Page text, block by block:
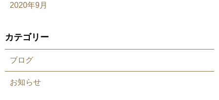
2020年9月
カテゴリー
ブログ
お知らせ